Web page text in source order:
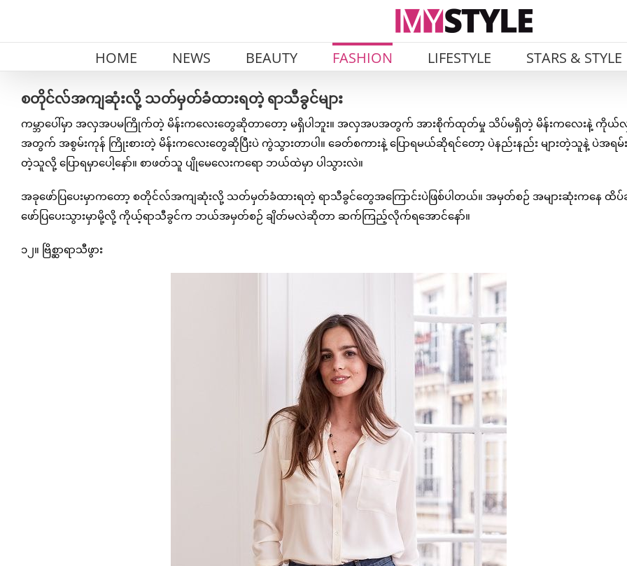
HOME NEWS BEAUTY FASHION LIFESTYLE STARS & STYLE
စတိုင်လ်အကျဆုံးလို့ သတ်မှတ်ခံထားရတဲ့ ရာသီခွင်များ
ကမ္ဘာပေါ်မှာ အလှအပမကြိုက်တဲ့ မိန်းကလေးတွေဆိုတာတော့ မရှိပါဘူး။ အလှအပအတွက် အားစိုက်ထုတ်မှု သိပ်မရှိတဲ့ မိန်းကလေးနဲ့ ကိုယ်
အတွက် အစွမ်းကုန် ကြိုးစားတဲ့ မိန်းကလေးတွေဆိုပြီးပဲ ကွဲသွားတာပါ။ ခေတ်စကားနဲ့ ပြောရမယ်ဆိုရင်တော့ ပဲနည်းနည်း များတဲ့သူနဲ့ ပဲအရမ်း
တဲ့သူလို့ ပြောရမှာပေါ့နော်။ စာဖတ်သူ ပျိုမေလေးကရော ဘယ်ထဲမှာ ပါသွားလဲ။
အခုဖော်ပြပေးမှာကတော့ စတိုင်လ်အကျဆုံးလို့ သတ်မှတ်ခံထားရတဲ့ ရာသီခွင်တွေအကြောင်းပဲဖြစ်ပါတယ်။ အမှတ်စဉ် အများဆုံးကနေ ထိ
ဖော်ပြပေးသွားမှာမို့လို့ ကိုယ့်ရာသီခွင်က ဘယ်အမှတ်စဉ် ချိတ်မလဲဆိုတာ ဆက်ကြည့်လိုက်ရအောင်နော်။
၁၂။ ဗြိစ္ဆာရာသီဖွား